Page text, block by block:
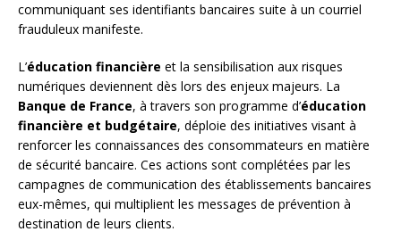
communiquant ses identifiants bancaires suite à un courriel
frauduleux manifeste.
L’éducation financière et la sensibilisation aux risques
numériques deviennent dès lors des enjeux majeurs. La
Banque de France, à travers son programme d’éducation
financière et budgétaire, déploie des initiatives visant à
renforcer les connaissances des consommateurs en matière
de sécurité bancaire. Ces actions sont complétées par les
campagnes de communication des établissements bancaires
eux-mêmes, qui multiplient les messages de prévention à
destination de leurs clients.